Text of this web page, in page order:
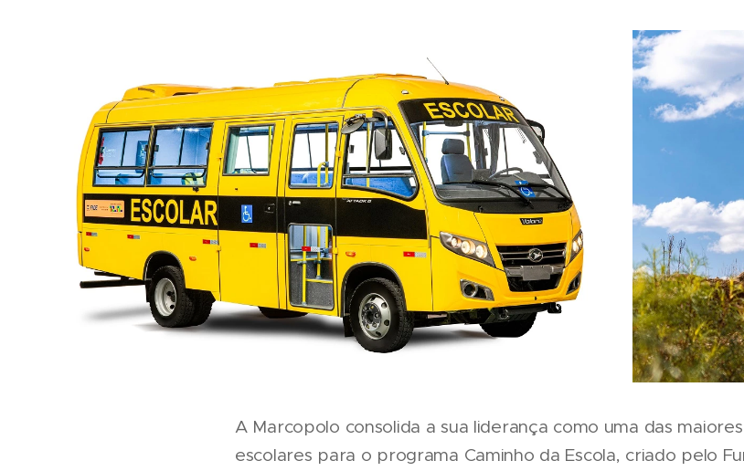
A Marcopolo consolida a sua liderança como uma das
escolares para o programa Caminho da Escola, criado pelo